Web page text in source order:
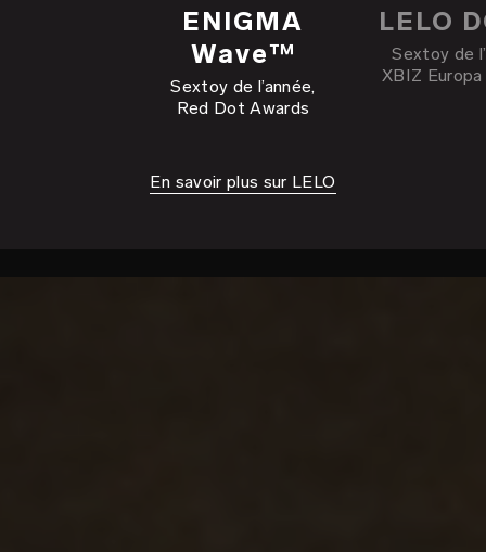
ENIGMA
Wave™
Sextoy de l’année,
Red Dot Awards
LELO
Sextoy de
XBIZ
En savoir plus sur LELO